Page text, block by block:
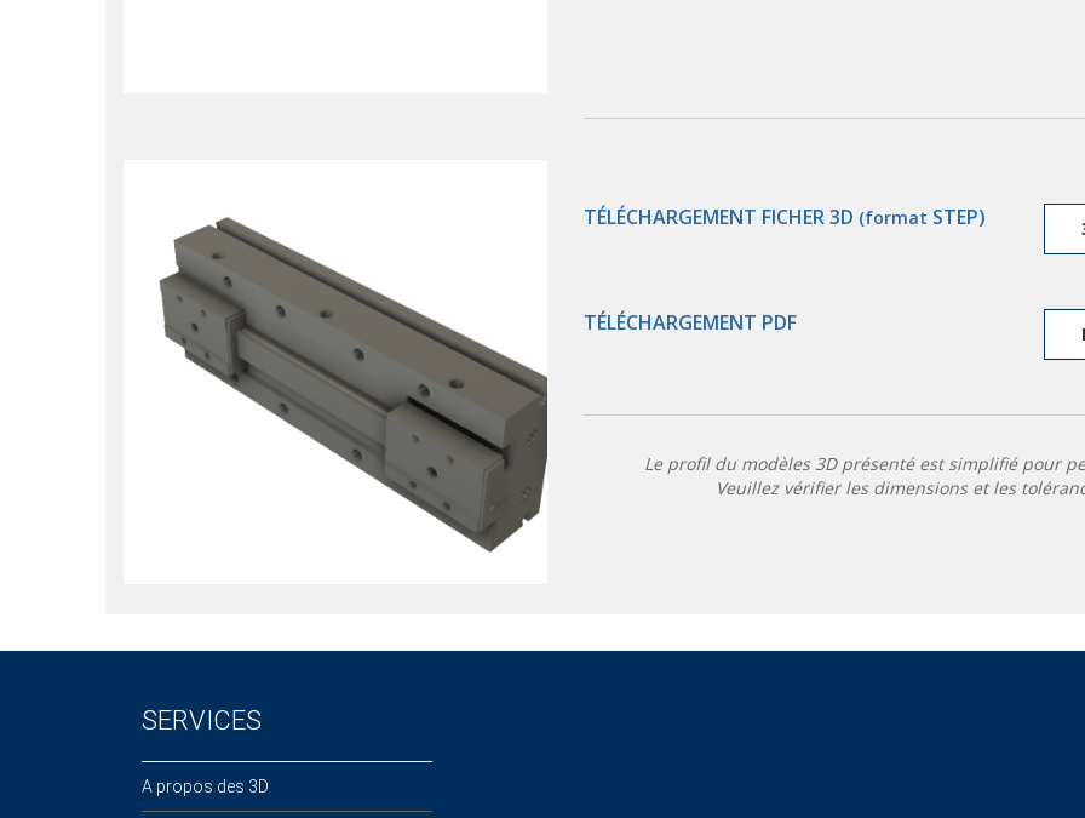
TÉLÉCHARGEMENT FICHER 3D (format STEP)
TÉLÉCHARGEMENT PDF
Le profil du modèles 3D présenté est simplifié pour
Veuillez vérifier les dimensions et les
SERVICES
A propos des 3D